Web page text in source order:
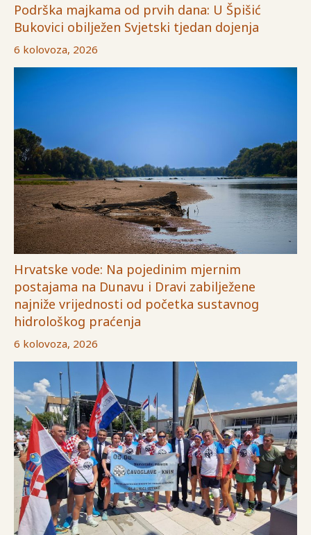
Podrška majkama od prvih dana: U Špišić
Bukovici obilježen Svjetski tjedan dojenja
6 kolovoza, 2026
Hrvatske vode: Na pojedinim mjernim
postajama na Dunavu i Dravi zabilježene
najniže vrijednosti od početka sustavnog
hidrološkog praćenja
6 kolovoza, 2026